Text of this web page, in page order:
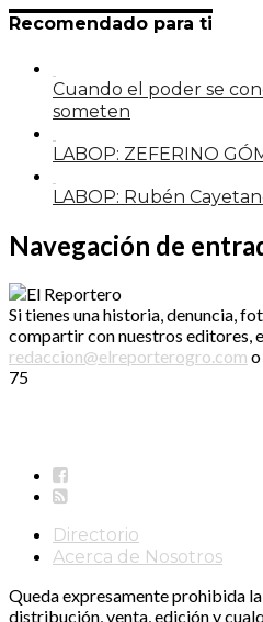
Recomendado para ti
Cuando el poder se
someten
LABOP: ZEFERINO
LABOP: Rubén
Navegación de
Si tienes una historia, denuncia,
compartir con nuestros editores,
redaccion@elreporterogro.com
75
Directorio
Acerca de Nosotros
Queda expresamente prohibida
distribución, venta, edición y